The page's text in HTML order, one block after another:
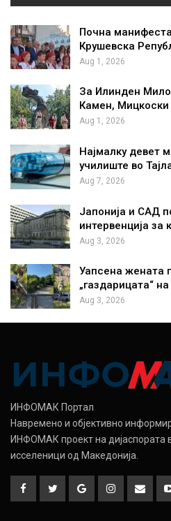
Почна
Крушевска
Aug 1, 2026
За Илинден
Камен,
Aug 1, 2026
Најмалку девет
училиште во
Aug 7, 2026
Јапонија и САД
интервенција за
Aug 3, 2026
Уапсена жената
„газдарицата“
Aug 3, 2026
ИНФОМАК Портал
Навремено и објективно
ИНФОМАК проект на дијаспората
исселеници од Македонија.